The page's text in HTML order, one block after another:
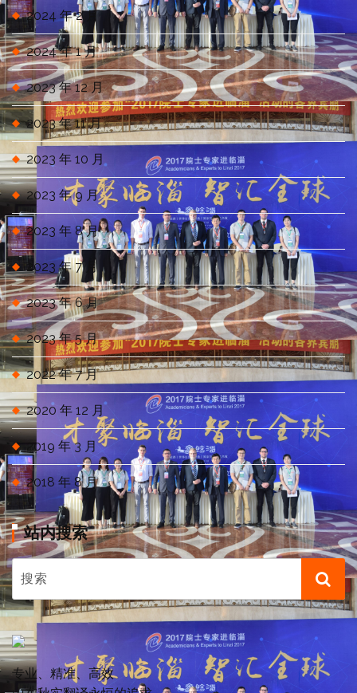
2024 年 2 月
2024 年 1 月
2023 年 12 月
2023 年 11 月
2023 年 10 月
2023 年 9 月
2023 年 8 月
2023 年 7 月
2023 年 6 月
2023 年 5 月
2022 年 7 月
2020 年 12 月
2019 年 3 月
2018 年 8 月
站内搜索
专业、精准、高效